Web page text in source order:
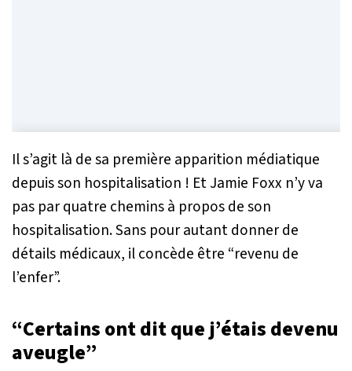
Il s’agit là de sa première apparition médiatique
depuis son hospitalisation ! Et Jamie Foxx n’y va
pas par quatre chemins à propos de son
hospitalisation. Sans pour autant donner de
détails médicaux, il concède être “revenu de
l’enfer”.
“Certains ont dit que j’étais devenu
aveugle”